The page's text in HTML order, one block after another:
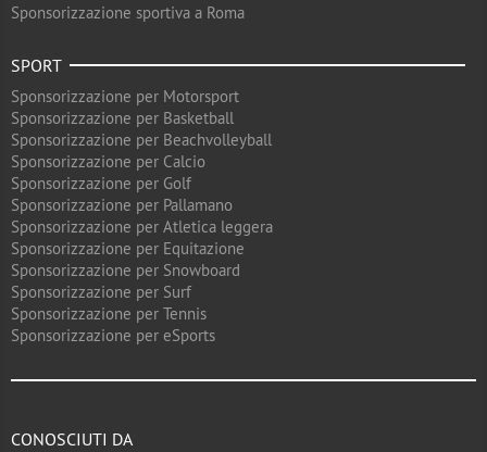
Sponsorizzazione sportiva a Roma
SPORT
Sponsorizzazione per Motorsport
Sponsorizzazione per Basketball
Sponsorizzazione per Beachvolleyball
Sponsorizzazione per Calcio
Sponsorizzazione per Golf
Sponsorizzazione per Pallamano
Sponsorizzazione per Atletica leggera
Sponsorizzazione per Equitazione
Sponsorizzazione per Snowboard
Sponsorizzazione per Surf
Sponsorizzazione per Tennis
Sponsorizzazione per eSports
CONOSCIUTI DA